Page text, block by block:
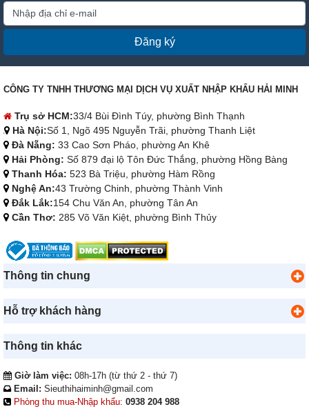
Đăng ký
CÔNG TY TNHH THƯƠNG MẠI DỊCH VỤ XUẤT NHẬP KHẨU HẢI MINH
Trụ sở HCM:33/4 Bùi Đình Túy, phường Bình Thạnh
Hà Nội:Số 1, Ngõ 495 Nguyễn Trãi, phường Thanh Liệt
Đà Nẵng: 33 Cao Sơn Pháo, phường An Khê
Hải Phòng: Số 879 đại lộ Tôn Đức Thắng, phường Hồng Bàng
Thanh Hóa: 523 Bà Triệu, phường Hàm Rồng
Nghệ An:43 Trường Chinh, phường Thành Vinh
Đắk Lắk:154 Chu Văn An, phường Tân An
Cần Thơ: 285 Võ Văn Kiệt, phường Bình Thủy
Thông tin chung
Hỗ trợ khách hàng
Thông tin khác
Giờ làm việc: 08h-17h (từ thứ 2 - thứ 7)
Email: Sieuthihaiminh@gmail.com
Phòng thu mua-Nhập khẩu: 0938 204 988